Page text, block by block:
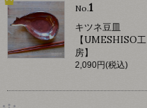
No.1
キツネ豆皿
【UMESHISO工
房】
2,090円(税込)